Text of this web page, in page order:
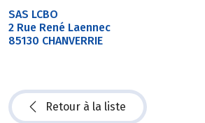
SAS LCBO
2 Rue René Laennec
85130 CHANVERRIE
Retour à la liste